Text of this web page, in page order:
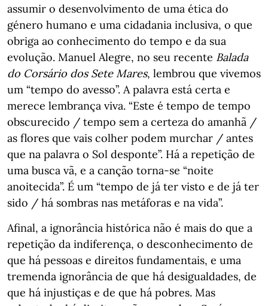
assumir o desenvolvimento de uma ética do
género humano e uma cidadania inclusiva, o que
obriga ao conhecimento do tempo e da sua
evolução. Manuel Alegre, no seu recente Balada
do Corsário dos Sete Mares, lembrou que vivemos
um “tempo do avesso”. A palavra está certa e
merece lembrança viva. “Este é tempo de tempo
obscurecido / tempo sem a certeza do amanhã /
as flores que vais colher podem murchar / antes
que na palavra o Sol desponte”. Há a repetição de
uma busca vã, e a canção torna-se “noite
anoitecida”. É um “tempo de já ter visto e de já ter
sido / há sombras nas metáforas e na vida”.
Afinal, a ignorância histórica não é mais do que a
repetição da indiferença, o desconhecimento de
que há pessoas e direitos fundamentais, e uma
tremenda ignorância de que há desigualdades, de
que há injustiças e de que há pobres. Mas